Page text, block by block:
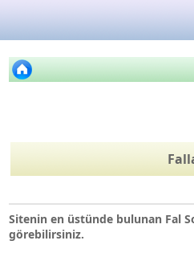
Sitenin en üstünde bulunan Fal
görebilirsiniz.